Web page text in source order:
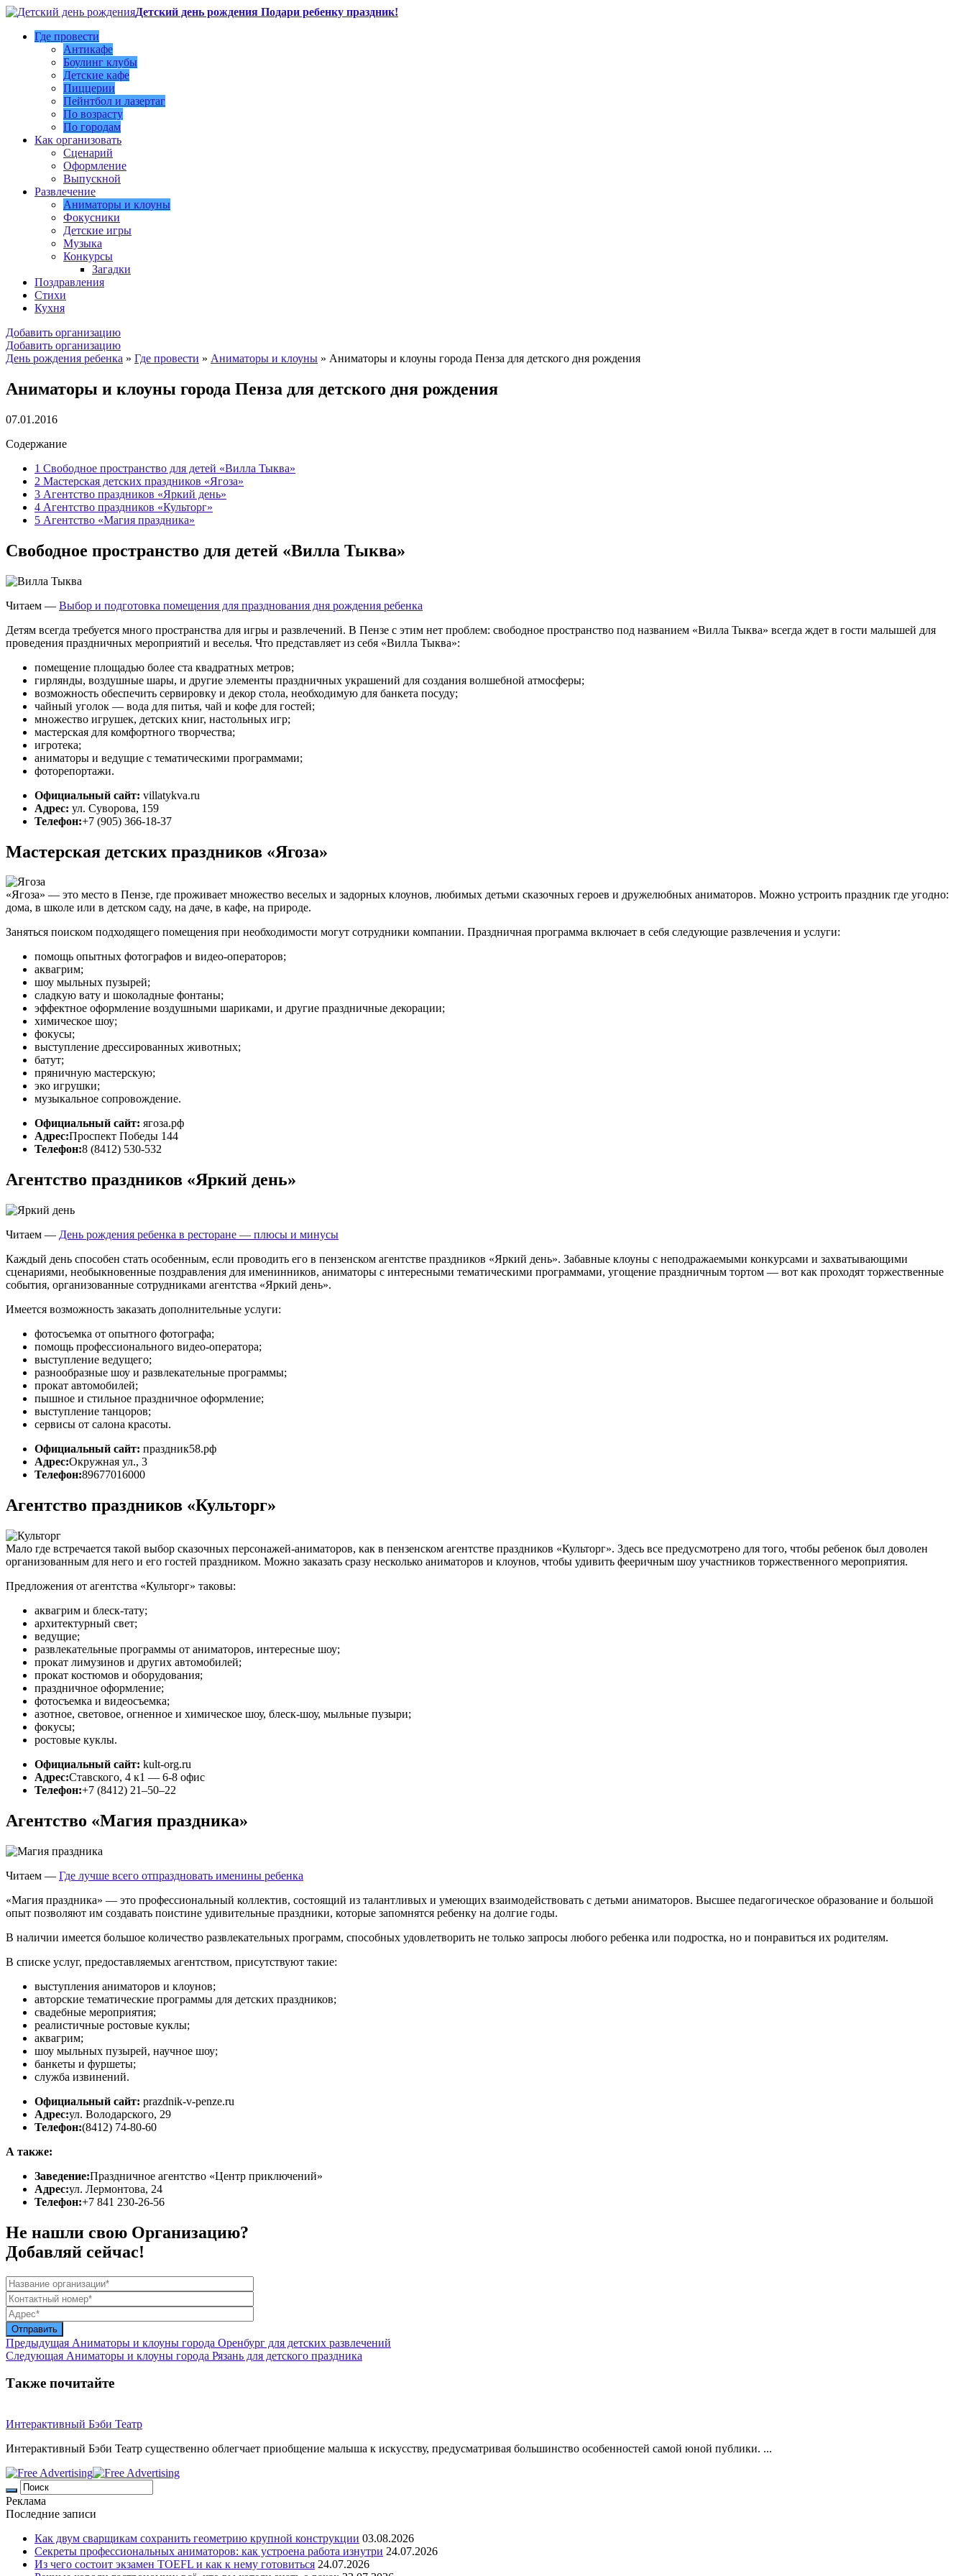
Детский день рождения Подари ребенку праздник!
Где провести
Антикафе
Боулинг клубы
Детские кафе
Пиццерии
Пейнтбол и лазертаг
По возрасту
По городам
Как организовать
Сценарий
Оформление
Выпускной
Развлечение
Аниматоры и клоуны
Фокусники
Детские игры
Музыка
Конкурсы
Загадки
Поздравления
Стихи
Кухня
Добавить организацию
Добавить организацию
День рождения ребенка » Где провести » Аниматоры и клоуны » Аниматоры и клоуны города Пенза для детского дня рождения
Аниматоры и клоуны города Пенза для детского дня рождения
07.01.2016
Содержание
1 Свободное пространство для детей «Вилла Тыква»
2 Мастерская детских праздников «Ягоза»
3 Агентство праздников «Яркий день»
4 Агентство праздников «Культорг»
5 Агентство «Магия праздника»
Свободное пространство для детей «Вилла Тыква»
Читаем — Выбор и подготовка помещения для празднования дня рождения ребенка
Детям всегда требуется много пространства для игры и развлечений. В Пензе с этим нет проблем: свободное пространство под названием «Вилла Тыква» всегда ждет в гости малышей для
проведения праздничных мероприятий и веселья. Что представляет из себя «Вилла Тыква»:
помещение площадью более ста квадратных метров;
гирлянды, воздушные шары, и другие элементы праздничных украшений для создания волшебной атмосферы;
возможность обеспечить сервировку и декор стола, необходимую для банкета посуду;
чайный уголок — вода для питья, чай и кофе для гостей;
множество игрушек, детских книг, настольных игр;
мастерская для комфортного творчества;
игротека;
аниматоры и ведущие с тематическими программами;
фоторепортажи.
Официальный сайт: villatykva.ru
Адрес: ул. Суворова, 159
Телефон:+7 (905) 366-18-37
Мастерская детских праздников «Ягоза»
«Ягоза» — это место в Пензе, где проживает множество веселых и задорных клоунов, любимых детьми сказочных героев и дружелюбных аниматоров. Можно устроить праздник где угодно:
дома, в школе или в детском саду, на даче, в кафе, на природе.
Заняться поиском подходящего помещения при необходимости могут сотрудники компании. Праздничная программа включает в себя следующие развлечения и услуги:
помощь опытных фотографов и видео-операторов;
аквагрим;
шоу мыльных пузырей;
сладкую вату и шоколадные фонтаны;
эффектное оформление воздушными шариками, и другие праздничные декорации;
химическое шоу;
фокусы;
выступление дрессированных животных;
батут;
пряничную мастерскую;
эко игрушки;
музыкальное сопровождение.
Официальный сайт: ягоза.рф
Адрес:Проспект Победы 144
Телефон:8 (8412) 530-532
Агентство праздников «Яркий день»
Читаем — День рождения ребенка в ресторане — плюсы и минусы
Каждый день способен стать особенным, если проводить его в пензенском агентстве праздников «Яркий день». Забавные клоуны с неподражаемыми конкурсами и захватывающими
сценариями, необыкновенные поздравления для именинников, аниматоры с интересными тематическими программами, угощение праздничным тортом — вот как проходят торжественные
события, организованные сотрудниками агентства «Яркий день».
Имеется возможность заказать дополнительные услуги:
фотосъемка от опытного фотографа;
помощь профессионального видео-оператора;
выступление ведущего;
разнообразные шоу и развлекательные программы;
прокат автомобилей;
пышное и стильное праздничное оформление;
выступление танцоров;
сервисы от салона красоты.
Официальный сайт: праздник58.рф
Адрес:Окружная ул., 3
Телефон:89677016000
Агентство праздников «Культорг»
Мало где встречается такой выбор сказочных персонажей-аниматоров, как в пензенском агентстве праздников «Культорг». Здесь все предусмотрено для того, чтобы ребенок был доволен
организованным для него и его гостей праздником. Можно заказать сразу несколько аниматоров и клоунов, чтобы удивить фееричным шоу участников торжественного мероприятия.
Предложения от агентства «Культорг» таковы:
аквагрим и блеск-тату;
архитектурный свет;
ведущие;
развлекательные программы от аниматоров, интересные шоу;
прокат лимузинов и других автомобилей;
прокат костюмов и оборудования;
праздничное оформление;
фотосъемка и видеосъемка;
азотное, световое, огненное и химическое шоу, блеск-шоу, мыльные пузыри;
фокусы;
ростовые куклы.
Официальный сайт: kult-org.ru
Адрес:Ставского, 4 к1 — 6-8 офис
Телефон:+7 (8412) 21‒50‒22
Агентство «Магия праздника»
Читаем — Где лучше всего отпраздновать именины ребенка
«Магия праздника» — это профессиональный коллектив, состоящий из талантливых и умеющих взаимодействовать с детьми аниматоров. Высшее педагогическое образование и большой
опыт позволяют им создавать поистине удивительные праздники, которые запомнятся ребенку на долгие годы.
В наличии имеется большое количество развлекательных программ, способных удовлетворить не только запросы любого ребенка или подростка, но и понравиться их родителям.
В списке услуг, предоставляемых агентством, присутствуют такие:
выступления аниматоров и клоунов;
авторские тематические программы для детских праздников;
свадебные мероприятия;
реалистичные ростовые куклы;
аквагрим;
шоу мыльных пузырей, научное шоу;
банкеты и фуршеты;
служба извинений.
Официальный сайт: prazdnik-v-penze.ru
Адрес:ул. Володарского, 29
Телефон:(8412) 74-80-60
А также:
Заведение:Праздничное агентство «Центр приключений»
Адрес:ул. Лермонтова, 24
Телефон:+7 841 230-26-56
Не нашли свою Организацию?
Добавляй сейчас!
Предыдущая Аниматоры и клоуны города Оренбург для детских развлечений
Следующая Аниматоры и клоуны города Рязань для детского праздника
Также почитайте
Интерактивный Бэби Театр
Интерактивный Бэби Театр существенно облегчает приобщение малыша к искусству, предусматривая большинство особенностей самой юной публики. ...
Реклама
Последние записи
Как двум сварщикам сохранить геометрию крупной конструкции 03.08.2026
Секреты профессиональных аниматоров: как устроена работа изнутри 24.07.2026
Из чего состоит экзамен TOEFL и как к нему готовиться 24.07.2026